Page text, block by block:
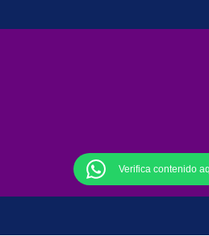
Verifica contenido